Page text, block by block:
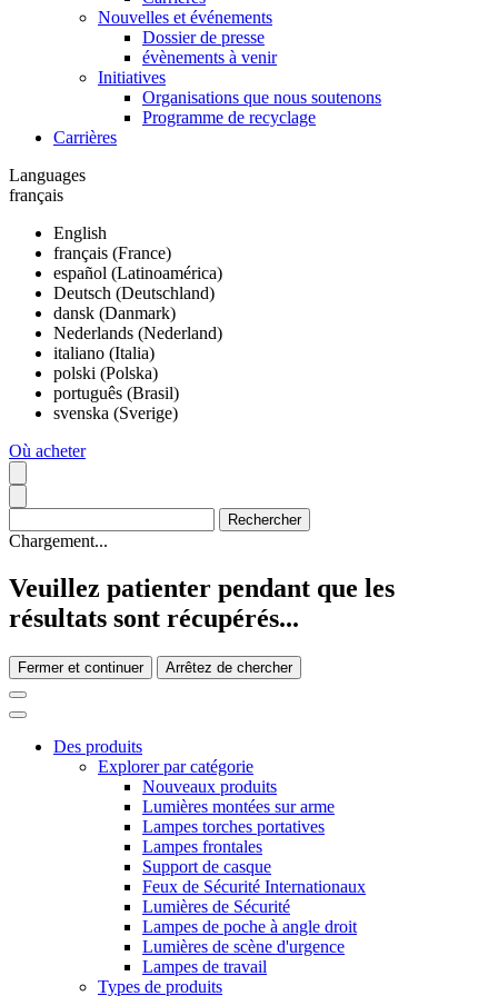
Nouvelles et événements
Dossier de presse
évènements à venir
Initiatives
Organisations que nous soutenons
Programme de recyclage
Carrières
Languages
français
English
français (France)
español (Latinoamérica)
Deutsch (Deutschland)
dansk (Danmark)
Nederlands (Nederland)
italiano (Italia)
polski (Polska)
português (Brasil)
svenska (Sverige)
Où acheter
Chargement...
Veuillez patienter pendant que les
résultats sont récupérés...
Fermer et continuer Arrêtez de chercher
Des produits
Explorer par catégorie
Nouveaux produits
Lumières montées sur arme
Lampes torches portatives
Lampes frontales
Support de casque
Feux de Sécurité Internationaux
Lumières de Sécurité
Lampes de poche à angle droit
Lumières de scène d'urgence
Lampes de travail
Types de produits